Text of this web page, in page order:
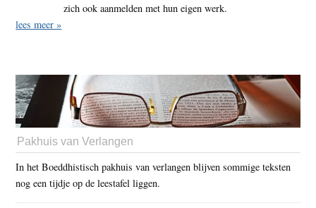
zich ook aanmelden met hun eigen werk.
lees meer »
Pakhuis van Verlangen
In het Boeddhistisch pakhuis van verlangen blijven sommige teksten
nog een tijdje op de leestafel liggen.